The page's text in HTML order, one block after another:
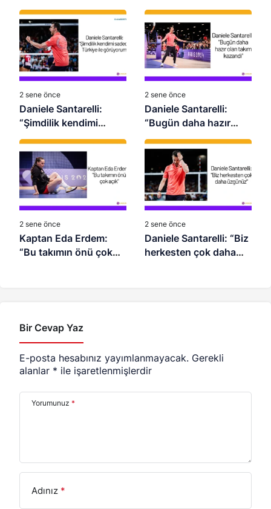
baskı yaratmasına izin
vermiyorum”
alışkın bir kulüp”
2 sene önce
Daniele Santarelli:
“Şimdilik kendimi
sadece Türkiye ile
görüyorum”
2 sene önce
Daniele Santarelli:
“Bugün daha hazır
olan takım kazandı”
2 sene önce
Kaptan Eda Erdem:
“Bu takımın önü çok
2 sene önce
Daniele Santarelli: “Biz
herkesten çok daha
Bir Cevap Yaz
E-posta hesabınız yayımlanmayacak. Gerekli
alanlar * ile işaretlenmişlerdir
Yorumunuz *
Adınız *